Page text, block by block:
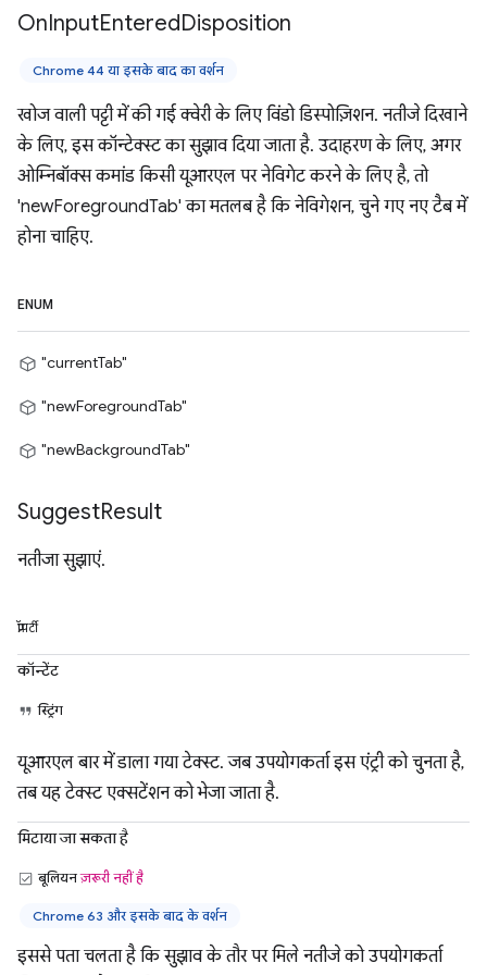
OnInputEnteredDisposition
Chrome 44 या इसके बाद का वर्शन
खोज वाली पट्टी में की गई क्वेरी के लिए विंडो डिस्पोज़िशन. नतीजे दिखाने
के लिए, इस कॉन्टेक्स्ट का सुझाव दिया जाता है. उदाहरण के लिए, अगर
ओम्निबॉक्स कमांड किसी यूआरएल पर नेविगेट करने के लिए है, तो
'newForegroundTab' का मतलब है कि नेविगेशन, चुने गए नए टैब में
होना चाहिए.
ENUM
"currentTab"
"newForegroundTab"
"newBackgroundTab"
SuggestResult
नतीजा सुझाएं.
प्रॉपर्टी
कॉन्टेंट
स्ट्रिंग
यूआरएल बार में डाला गया टेक्स्ट. जब उपयोगकर्ता इस एंट्री को चुनता है,
तब यह टेक्स्ट एक्सटेंशन को भेजा जाता है.
मिटाया जा सकता है
बूलियनज़रूरी नहीं है
Chrome 63 और इसके बाद के वर्शन
इससे पता चलता है कि सुझाव के तौर पर मिले नतीजे को उपयोगकर्ता